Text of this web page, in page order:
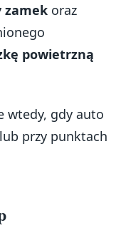
zamek oraz
powietrzną
wtedy, gdy auto
przy punktach